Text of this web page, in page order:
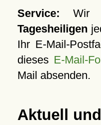
Service: Wir
Tagesheiligen
Ihr E-Mail-
dieses E-Mail-
Mail absenden.
Aktuell